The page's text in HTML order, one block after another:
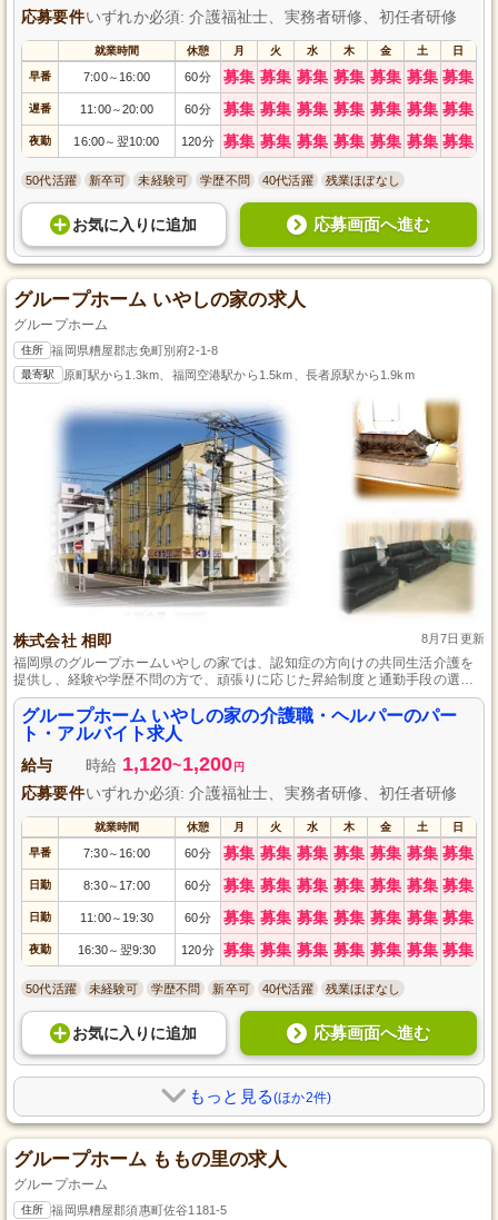
応募要件いずれか必須: 介護福祉士、実務者研修、初任者研修
就業時間 休憩 月 火 水 木 金 土 日
早番 7:00～ 16:00 60分 募集 募集 募集 募集 募集 募集 募集
遅番 11:00～20:00 60分 募集 募集 募集 募集 募集 募集 募集
夜勤 16:00～ 翌10:00 120分 募集 募集 募集 募集 募集 募集 募集
50代活躍 新卒可 未経験可 学歴不問 40代活躍 残業ほぼなし
お気に入り に追加 応募画面へ進む
グループホーム いやしの家の求人
グループホーム
住所 福岡県糟屋郡志免町別府2-1-8
最寄駅 原町駅から1.3km、福岡空港駅から1.5km、長者原駅から1.9km
株式会社 相即 8月7日更新
福岡県のグループホームいやしの家では、認知症の方向けの共同生活介護を
提供し、経験や学歴不問の方で、頑張りに応じた昇給制度と通勤手段の選択
ができます。
グループホーム いやしの家の介護職・ヘルパーのパー
ト・アルバイト求人
給与 時給 1,120~1,200 円
応募要件いずれか必須: 介護福祉士、実務者研修、初任者研修
就業時間 休憩 月 火 水 木 金 土 日
早番 7:30～ 16:00 60分 募集 募集 募集 募集 募集 募集 募集
日勤 8:30～ 17:00 60分 募集 募集 募集 募集 募集 募集 募集
日勤 11:00～ 19:30 60分 募集 募集 募集 募集 募集 募集 募集
夜勤 16:30～ 翌9:30 120分 募集 募集 募集 募集 募集 募集 募集
50代活躍 未経験可 学歴不問 新卒可 40代活躍 残業ほぼなし
お気に入り に追加 応募画面へ進む
もっと見る(ほか2件)
グループホーム ももの里の求人
グループホーム
住所 福岡県糟屋郡須惠町佐谷1181-5